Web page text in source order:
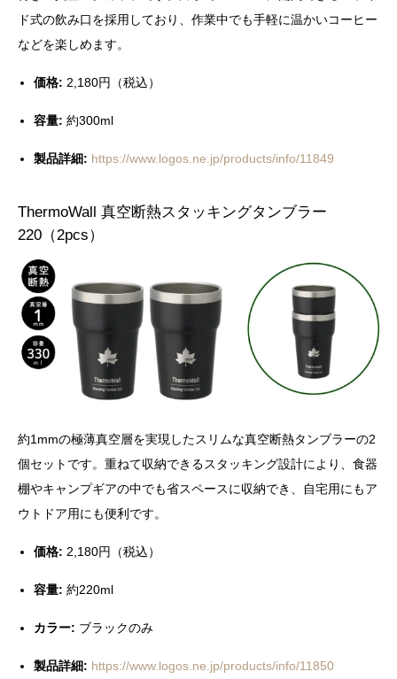
ド式の飲み口を採用しており、作業中でも手軽に温かいコーヒー
などを楽しめます。
価格: 2,180円（税込）
容量: 約300ml
製品詳細: https://www.logos.ne.jp/products/info/11849
ThermoWall 真空断熱スタッキングタンブラー
220（2pcs）
約1mmの極薄真空層を実現したスリムな真空断熱タンブラーの2
個セットです。重ねて収納できるスタッキング設計により、食器
棚やキャンプギアの中でも省スペースに収納でき、自宅用にもア
ウトドア用にも便利です。
価格: 2,180円（税込）
容量: 約220ml
カラー: ブラックのみ
製品詳細: https://www.logos.ne.jp/products/info/11850